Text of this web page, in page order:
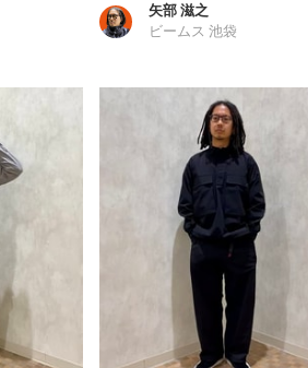
矢部 滋之
ビームス 池袋